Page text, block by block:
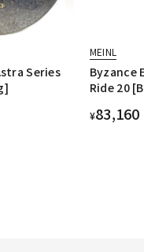
Series
MEINL
Byzance
Ride 20
¥83,160